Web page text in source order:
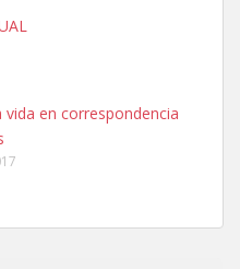
asustada tiene miedo a la
vida en correspondencia